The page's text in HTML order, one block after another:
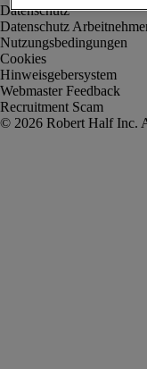
Datenschutz
Datenschutz
Nutzungsbedingungen
Cookies
Hinweisgebersystem
Webmaster Feedback
Recruitment Scam